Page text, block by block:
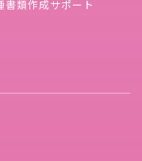
類作成サポート